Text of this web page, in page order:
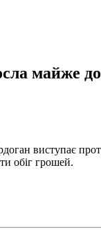
майже до
виступає
обіг грошей.